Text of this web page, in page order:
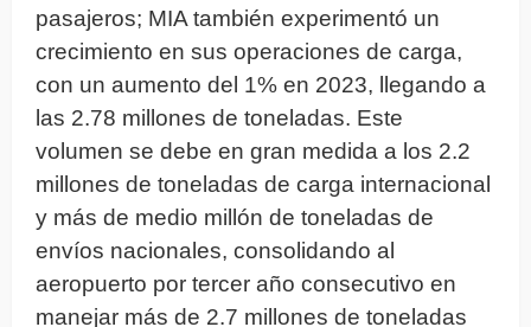
pasajeros; MIA también experimentó un
crecimiento en sus operaciones de carga,
con un aumento del 1% en 2023, llegando a
las 2.78 millones de toneladas. Este
volumen se debe en gran medida a los 2.2
millones de toneladas de carga internacional
y más de medio millón de toneladas de
envíos nacionales, consolidando al
aeropuerto por tercer año consecutivo en
manejar más de 2.7 millones de toneladas